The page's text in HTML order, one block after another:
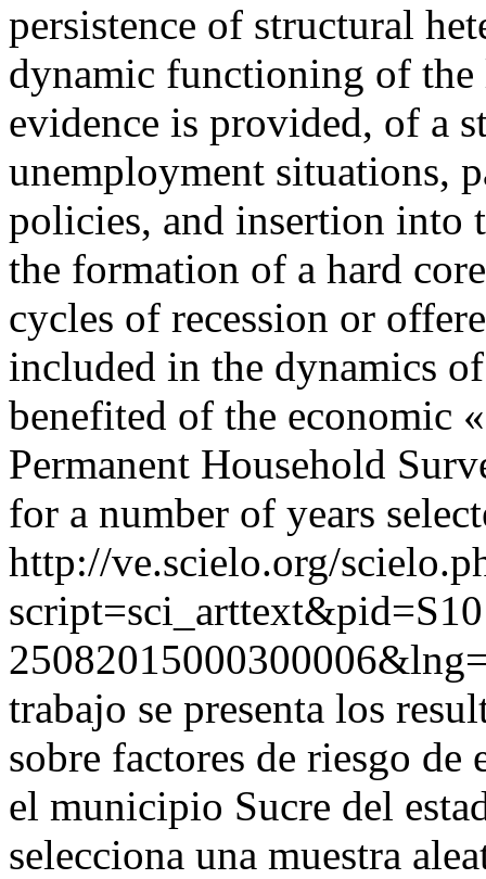
persistence of structural
dynamic functioning of the
evidence is provided, of a
unemployment situations,
policies, and insertion
the formation of a hard
cycles of recession or
included in the dynamics
benefited of the economic
Permanent Household
for a number of years
http://ve.scielo.org/
trabajo se presenta los
sobre factores de riesgo de
el municipio Sucre del
selecciona una muestra